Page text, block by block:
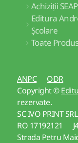
Achiziții
Editura
Școlare
Toate
ANPC
ODR
Copyright ©
rezervate.
SC IVO PRINT SRL
RO 17192121
Strada Petru